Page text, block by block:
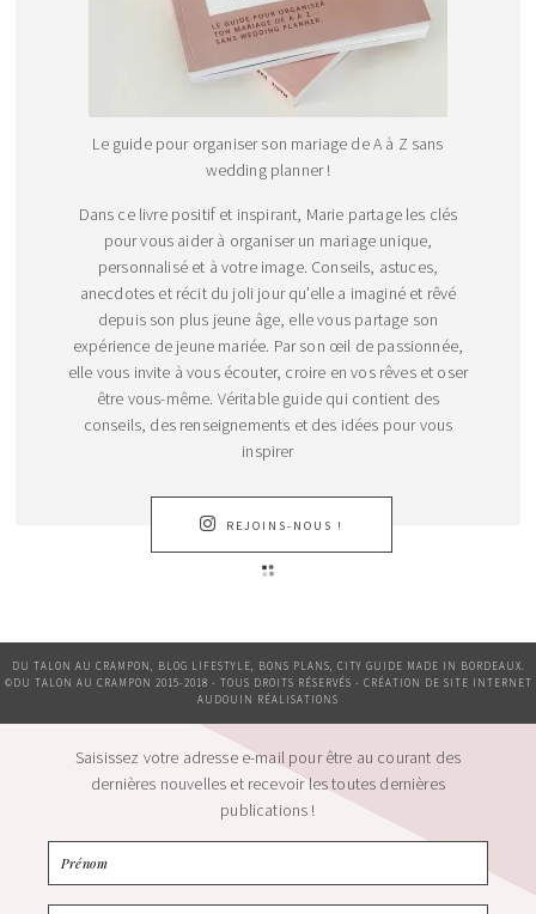
Le guide pour organiser son mariage de A à Z sans
wedding planner !
Dans ce livre positif et inspirant, Marie partage les clés
pour vous aider à organiser un mariage unique,
personnalisé et à votre image. Conseils, astuces,
anecdotes et récit du joli jour qu’elle a imaginé et rêvé
depuis son plus jeune âge, elle vous partage son
expérience de jeune mariée. Par son œil de passionnée,
elle vous invite à vous écouter, croire en vos rêves et oser
être vous-même. Véritable guide qui contient des
conseils, des renseignements et des idées pour vous
inspirer
REJOINS-NOUS !
DU TALON AU CRAMPON, BLOG LIFESTYLE, BONS PLANS, CITY GUIDE MADE IN BORDEAUX.
©DU TALON AU CRAMPON 2015-2018 - TOUS DROITS RÉSERVÉS - CRÉATION DE SITE INTERNET
AUDOUIN RÉALISATIONS
Saisissez votre adresse e-mail pour être au courant des
dernières nouvelles et recevoir les toutes dernières
publications !